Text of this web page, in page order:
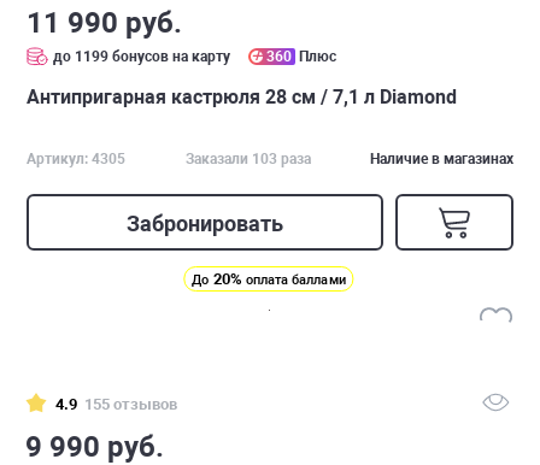
11 990 руб.
до 1199 бонусов на карту 360 Плюс
Антипригарная кастрюля 28 см / 7,1 л Diamond
Артикул: 4305 Заказали 103 раза Наличие в магазинах
Забронировать
До 20% оплата баллами
4.9 155 отзывов
9 990 руб.